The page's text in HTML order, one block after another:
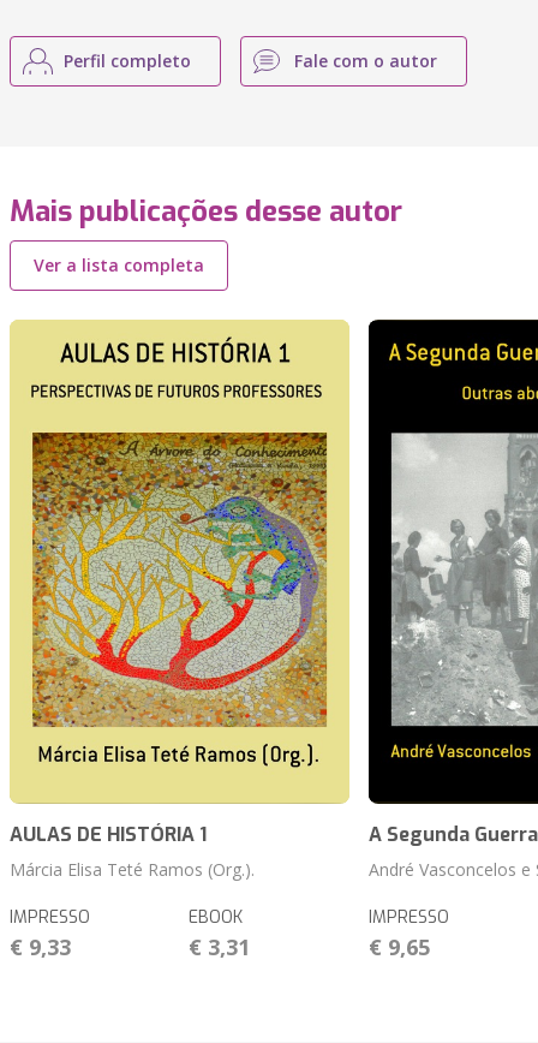
Perfil completo Fale com o autor
Mais publicações desse autor
Ver a lista completa
AULAS DE HISTÓRIA 1
Márcia Elisa Teté Ramos (Org.).
IMPRESSO
€ 9,33
EBOOK
€ 3,31
A Segunda
André Vasconcelos e
IMPRESSO
€ 9,65